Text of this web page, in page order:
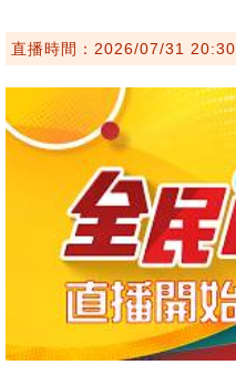
直播時間：2026/07/31 20:30